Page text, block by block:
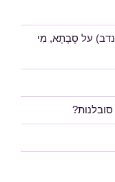
על סָבְתָא, מִי
סובלנות?